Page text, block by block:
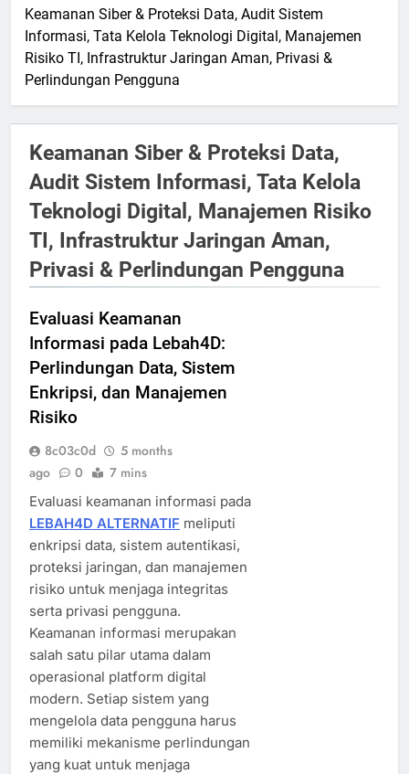
Keamanan Siber & Proteksi Data, Audit Sistem
Informasi, Tata Kelola Teknologi Digital, Manajemen
Risiko TI, Infrastruktur Jaringan Aman, Privasi &
Perlindungan Pengguna
Keamanan Siber & Proteksi Data,
Audit Sistem Informasi, Tata Kelola
Teknologi Digital, Manajemen Risiko
TI, Infrastruktur Jaringan Aman,
Privasi & Perlindungan Pengguna
Evaluasi Keamanan
Informasi pada Lebah4D:
Perlindungan Data, Sistem
Enkripsi, dan Manajemen
Risiko
8c03c0d
5 months
ago
0 7 mins
Evaluasi keamanan informasi pada
LEBAH4D ALTERNATIF meliputi
enkripsi data, sistem autentikasi,
proteksi jaringan, dan manajemen
risiko untuk menjaga integritas
serta privasi pengguna.
Keamanan informasi merupakan
salah satu pilar utama dalam
operasional platform digital
modern. Setiap sistem yang
mengelola data pengguna harus
memiliki mekanisme perlindungan
yang kuat untuk menjaga